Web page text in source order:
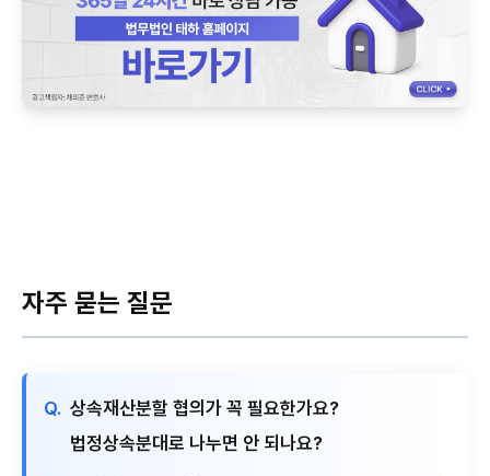
자주 묻는 질문
Q. 상속재산분할 협의가 꼭 필요한가요?
법정상속분대로 나누면 안 되나요?